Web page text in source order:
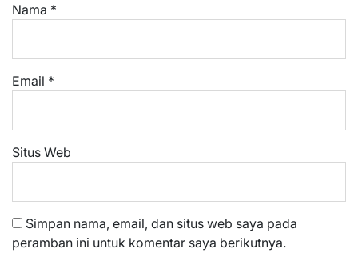
Nama *
Email *
Situs Web
Simpan nama, email, dan situs web saya pada
peramban ini untuk komentar saya berikutnya.